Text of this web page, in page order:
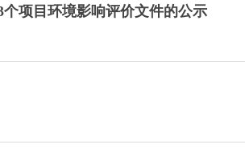
项目环境影响评价文件的公示